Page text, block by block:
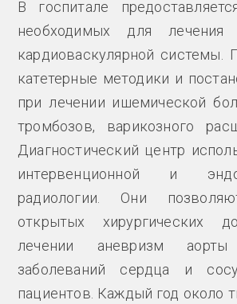
В госпитале
необходимых для лечения
кардиоваскулярной системы.
катетерные методики и
при лечении ишемической
тромбозов, варикозного
Диагностический центр
интервенционной и
радиологии. Они
открытых хирургических
лечении аневризм
заболеваний сердца и
пациентов. Каждый год около